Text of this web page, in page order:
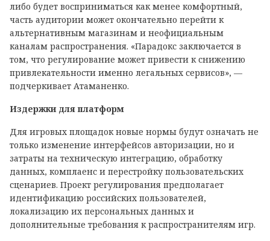
либо будет восприниматься как менее комфортный,
часть аудитории может окончательно перейти к
альтернативным магазинам и неофициальным
каналам распространения. «Парадокс заключается в
том, что регулирование может привести к снижению
привлекательности именно легальных сервисов», —
подчеркивает Атаманенко.
Издержки для платформ
Для игровых площадок новые нормы будут означать не
только изменение интерфейсов авторизации, но и
затраты на техническую интеграцию, обработку
данных, комплаенс и перестройку пользовательских
сценариев. Проект регулирования предполагает
идентификацию российских пользователей,
локализацию их персональных данных и
дополнительные требования к распространителям игр.